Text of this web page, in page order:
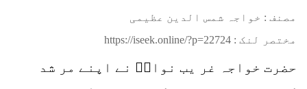
مصنف : خواجہ شمس الدین عظیمی
مختصر لنک : https://iseek.online/?p=22724
حضرت خواجہ غر یب نوازؒ نے اپنے مر شد